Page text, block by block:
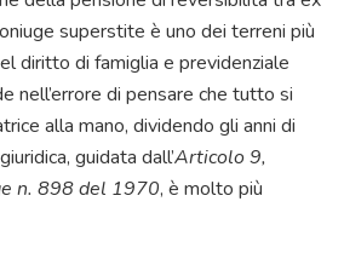
superstite è uno dei terreni più
diritto di famiglia e previdenziale
nell’errore di pensare che tutto si
alla mano, dividendo gli anni di
guidata dall’Articolo 9,
n. 898 del 1970, è molto più